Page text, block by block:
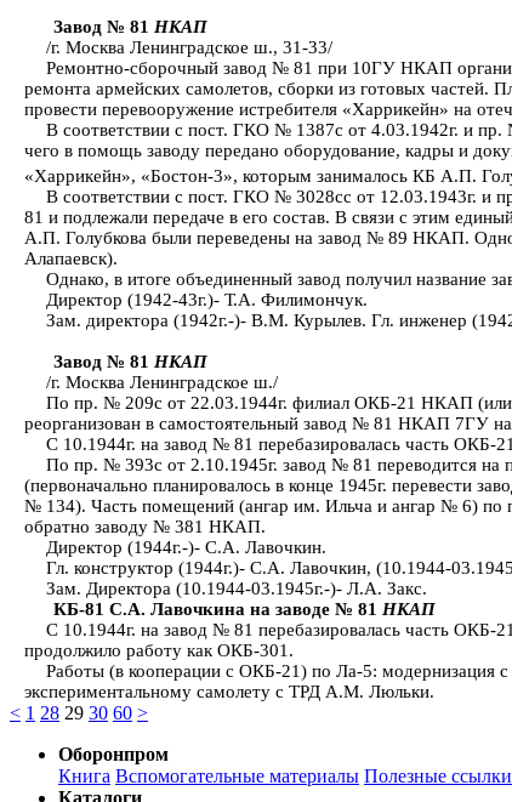
Завод № 81 НКАП
/г. Москва Ленинградское ш., 31-33/
Ремонтно-сборочный завод № 81 при 10ГУ НКАП
ремонта армейских самолетов, сборки из готовых
провести перевооружение истребителя «Харрикейн» на
В соответствии с пост. ГКО № 1387с от 4.03.1942г. и
чего в помощь заводу передано оборудование, кадры и
«Харрикейн», «Бостон-3», которым занималось КБ А.П.
В соответствии с пост. ГКО № 3028сс от 12.03.1943г. и
81 и подлежали передаче в его состав. В связи с этим
А.П. Голубкова были переведены на завод № 89 НКАП.
Алапаевск).
Однако, в итоге объединенный завод получил название
Директор (1942-43г.)- Т.А. Филимончук.
Зам. директора (1942г.-)- В.М. Курылев. Гл. инженер
Завод № 81 НКАП
/г. Москва Ленинградское ш./
По пр. № 209с от 22.03.1944г. филиал ОКБ-21 НКАП
реорганизован в самостоятельный завод № 81 НКАП 7ГУ
С 10.1944г. на завод № 81 перебазировалась часть
По пр. № 393с от 2.10.1945г. завод № 81 переводится
(первоначально планировалось в конце 1945г. перевести
№ 134). Часть помещений (ангар им. Ильча и ангар № 6) по
обратно заводу № 381 НКАП.
Директор (1944г.-)- С.А. Лавочкин.
Гл. конструктор (1944г.)- С.А. Лавочкин, (10.1944-
Зам. Директора (10.1944-03.1945г.-)- Л.А. Закс.
КБ-81 С.А. Лавочкина на заводе № 81 НКАП
С 10.1944г. на завод № 81 перебазировалась часть
продолжило работу как ОКБ-301.
Работы (в кооперации с ОКБ-21) по Ла-5:
экспериментальному самолету с ТРД А.М. Люльки.
< 1 28 29 30 60 >
Оборонпром
Книга Вспомогательные материалы Полезные ссылки
Каталоги